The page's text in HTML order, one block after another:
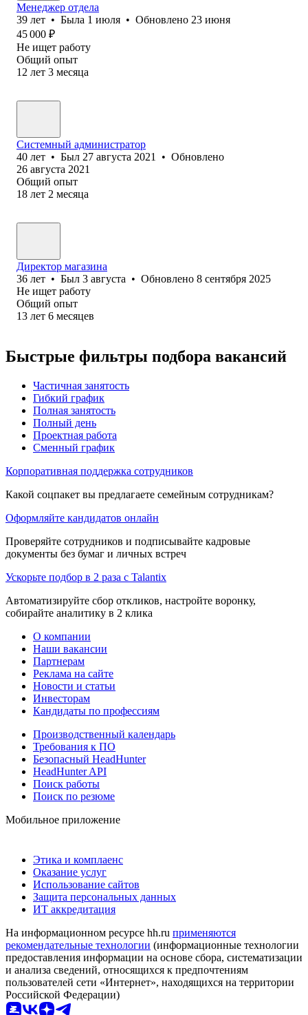
Менеджер отдела
39 лет • Была 1 июля • Обновлено 23 июня
45 000 ₽
Не ищет работу
Общий опыт
12 лет 3 месяца
Системный администратор
40 лет • Был 27 августа 2021 • Обновлено
26 августа 2021
Общий опыт
18 лет 2 месяца
Директор магазина
36 лет • Был 3 августа • Обновлено 8 сентября 2025
Не ищет работу
Общий опыт
13 лет 6 месяцев
Быстрые фильтры подбора вакансий
Частичная занятость
Гибкий график
Полная занятость
Полный день
Проектная работа
Сменный график
Корпоративная поддержка сотрудников
Какой соцпакет вы предлагаете семейным сотрудникам?
Оформляйте кандидатов онлайн
Проверяйте сотрудников и подписывайте кадровые
документы без бумаг и личных встреч
Ускорьте подбор в 2 раза с Talantix
Автоматизируйте сбор откликов, настройте воронку,
собирайте аналитику в 2 клика
О компании
Наши вакансии
Партнерам
Реклама на сайте
Новости и статьи
Инвесторам
Кандидаты по профессиям
Производственный календарь
Требования к ПО
Безопасный HeadHunter
HeadHunter API
Поиск работы
Поиск по резюме
Мобильное приложение
Этика и комплаенс
Оказание услуг
Использование сайтов
Защита персональных данных
ИТ аккредитация
На информационном ресурсе hh.ru применяются
рекомендательные технологии (информационные технологии
предоставления информации на основе сбора, систематизации
и анализа сведений, относящихся к предпочтениям
пользователей сети «Интернет», находящихся на территории
Российской Федерации)